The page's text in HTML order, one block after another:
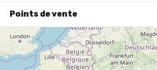
Points de vente